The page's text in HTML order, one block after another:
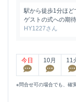
駅から徒歩1分ほど
ゲストの式への期
HY1227さん
今日 10月 11
※問合せ可の場合でも、確